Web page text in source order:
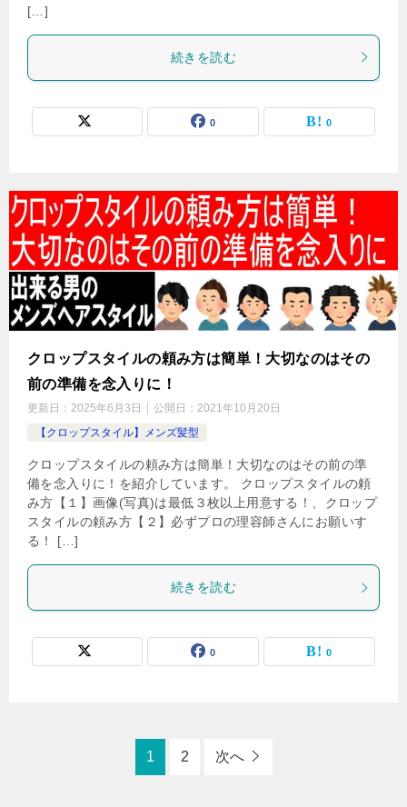
[…]
続きを読む
0 0
クロップスタイルの頼み方は簡単！大切なのはその
前の準備を念入りに！
更新日： 2025年6月3日 公開日： 2021年10月20日
【クロップスタイル】メンズ髪型
クロップスタイルの頼み方は簡単！大切なのはその前の準
備を念入りに！を紹介しています。 クロップスタイルの頼
み方【１】画像(写真)は最低３枚以上用意する！、クロップ
スタイルの頼み方【２】必ずプロの理容師さんにお願いす
る！ […]
続きを読む
0 0
1 2 次へ